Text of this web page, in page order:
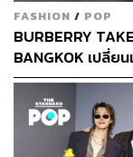
Amantaka ตั้งอยู่ใ
อาคารเก่าสไตล์ฝ
วัฒนธรรมลาวเจือ
ไนต์มาร์เก็ต และ
จะพบแต่ความเ
FASHION / POP
BURBERRY
BANGKOK เปลี่ย
เป็นโลกของเบอร์เ